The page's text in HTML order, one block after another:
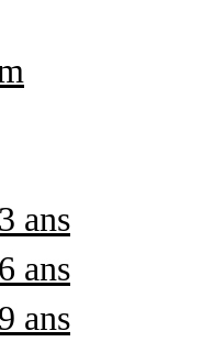
ans
ans
ans